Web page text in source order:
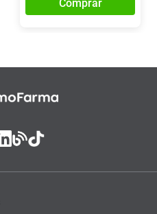
Comprar